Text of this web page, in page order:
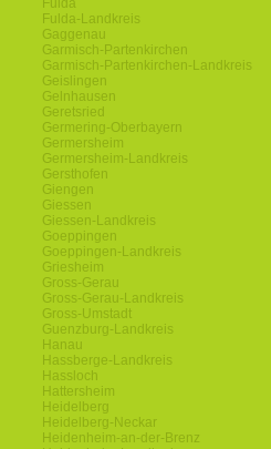
Fulda
Fulda-Landkreis
Gaggenau
Garmisch-Partenkirchen
Garmisch-Partenkirchen-Landkreis
Geislingen
Gelnhausen
Geretsried
Germering-Oberbayern
Germersheim
Germersheim-Landkreis
Gersthofen
Giengen
Giessen
Giessen-Landkreis
Goeppingen
Goeppingen-Landkreis
Griesheim
Gross-Gerau
Gross-Gerau-Landkreis
Gross-Umstadt
Guenzburg-Landkreis
Hanau
Hassberge-Landkreis
Hassloch
Hattersheim
Heidelberg
Heidelberg-Neckar
Heidenheim-an-der-Brenz